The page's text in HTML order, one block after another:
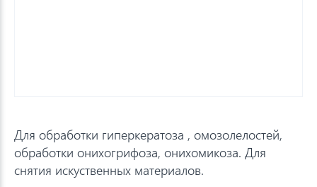
Для обработки гиперкератоза , омозолелостей,
обработки онихогрифоза, онихомикоза. Для
снятия искуственных материалов.